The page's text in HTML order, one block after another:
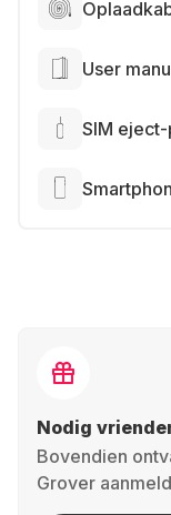
User
SIM eject-
Nodig
Bovendien
Grover